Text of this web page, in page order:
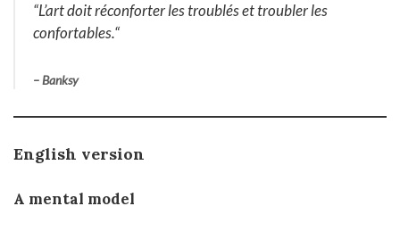
“L’art doit réconforter les troublés et troubler les
confortables.“
– Banksy
English version
A mental model